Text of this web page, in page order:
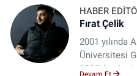
HABER
Fırat Çelik
2001 yılında
Üniversitesi
2023'den beri